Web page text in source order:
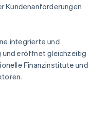
Kundenanforderungen
integrierte und
und eröffnet gleichzeitig
Finanzinstitute und